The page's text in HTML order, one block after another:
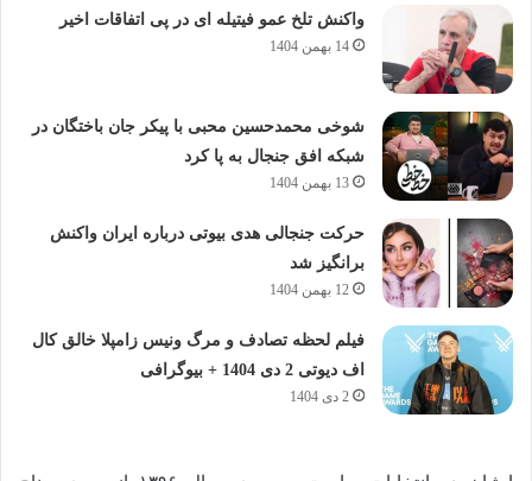
واکنش تلخ عمو فیتیله ای در پی اتفاقات اخیر
14 بهمن 1404
شوخی محمدحسین محبی با پیکر جان باختگان در
شبکه افق جنجال به پا کرد
13 بهمن 1404
حرکت جنجالی هدی بیوتی درباره ایران واکنش
برانگیز شد
12 بهمن 1404
فیلم لحظه تصادف و مرگ ونیس زامپلا خالق کال
اف دیوتی 2 دی 1404 + بیوگرافی
2 دی 1404